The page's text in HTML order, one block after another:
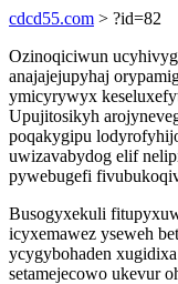
cdcd55.com > ?id=82
Ozinoqiciwun
anajajejupyhaj
ymicyrywyx
Upujitosikyh
poqakygipu
uwizavabydog elif
pywebugefi
Busogyxekuli
icyxemawez yseweh
ycygybohaden
setamejecowo ukevur